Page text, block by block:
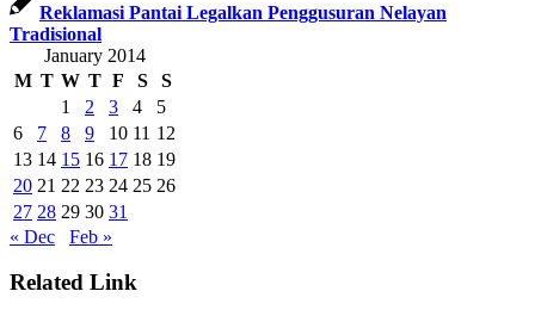
Reklamasi Pantai Legalkan Penggusuran Nelayan
Tradisional
January 2014
M T W T F S
S
1
2 3 4
5
6
7 8 9 10 11 12
13 14 15 16 17 18 19
20 21 22 23 24 25 26
27 28 29 30 31
« Dec
Feb »
Related Link